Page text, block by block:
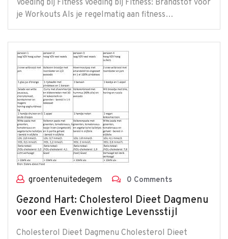
Voeding bij Fitness Voeding bij Fitness: Brandstof voor
je Workouts Als je regelmatig aan fitness…
groentenuitedegem 0 Comments
Gezond Hart: Cholesterol Dieet Dagmenu
voor een Evenwichtige Levensstijl
Cholesterol Dieet Dagmenu Cholesterol Dieet